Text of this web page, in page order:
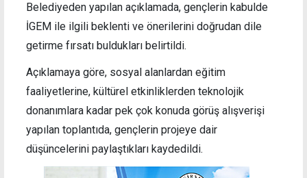
Belediyeden yapılan açıklamada, gençlerin kabulde
İGEM ile ilgili beklenti ve önerilerini doğrudan dile
getirme fırsatı buldukları belirtildi.
Açıklamaya göre, sosyal alanlardan eğitim
faaliyetlerine, kültürel etkinliklerden teknolojik
donanımlara kadar pek çok konuda görüş alışverişi
yapılan toplantıda, gençlerin projeye dair
düşüncelerini paylaştıkları kaydedildi.